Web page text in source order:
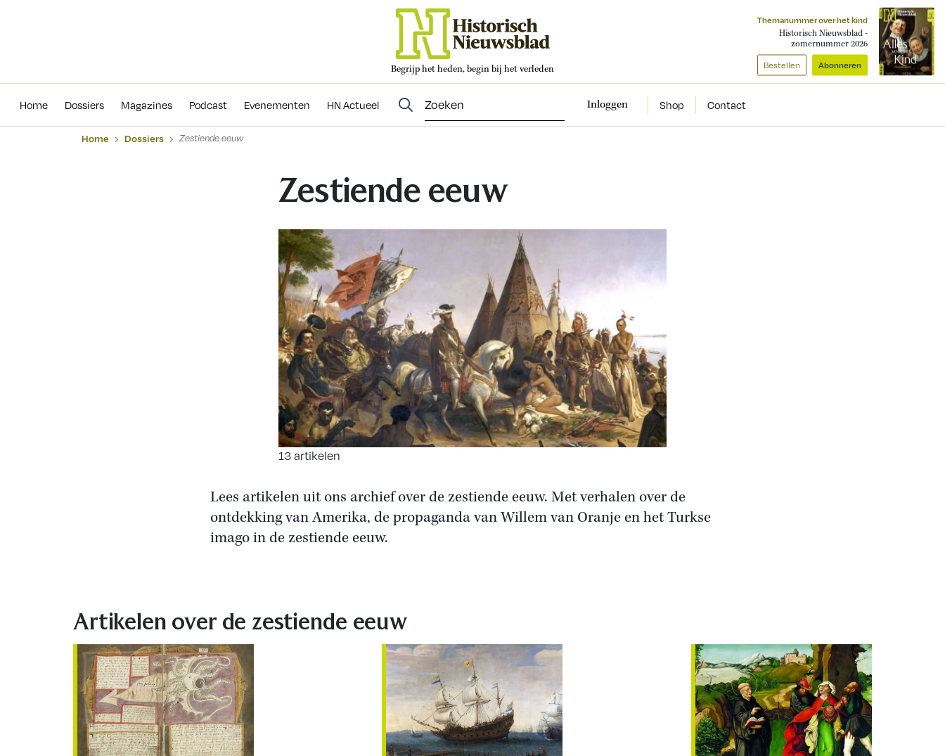
Begrijp het heden, begin bij het verleden
Themanummer over het kind
Historisch Nieuwsblad -
zomernummer 2026
Bestellen Abonneren
Home Dossiers Magazines Podcast Evenementen HN Actueel Inloggen Shop Contact
Evenementen
Home Dossiers Zestiende eeuw
Zestiende eeuw
13 artikelen
Lees artikelen uit ons archief over de zestiende eeuw. Met verhalen over de
ontdekking van Amerika, de propaganda van Willem van Oranje en het Turkse
imago in de zestiende eeuw.
Artikelen over de zestiende eeuw